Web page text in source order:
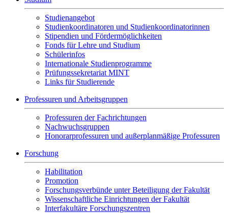
Studienangebot
Studienkoordinatoren und Studienkoordinatorinnen
Stipendien und Fördermöglichkeiten
Fonds für Lehre und Studium
Schülerinfos
Internationale Studienprogramme
Prüfungssekretariat MINT
Links für Studierende
Professuren und Arbeitsgruppen
Professuren der Fachrichtungen
Nachwuchsgruppen
Honorarprofessuren und außerplanmäßige Professuren
Forschung
Habilitation
Promotion
Forschungsverbünde unter Beteiligung der Fakultät
Wissenschaftliche Einrichtungen der Fakultät
Interfakultäre Forschungszentren